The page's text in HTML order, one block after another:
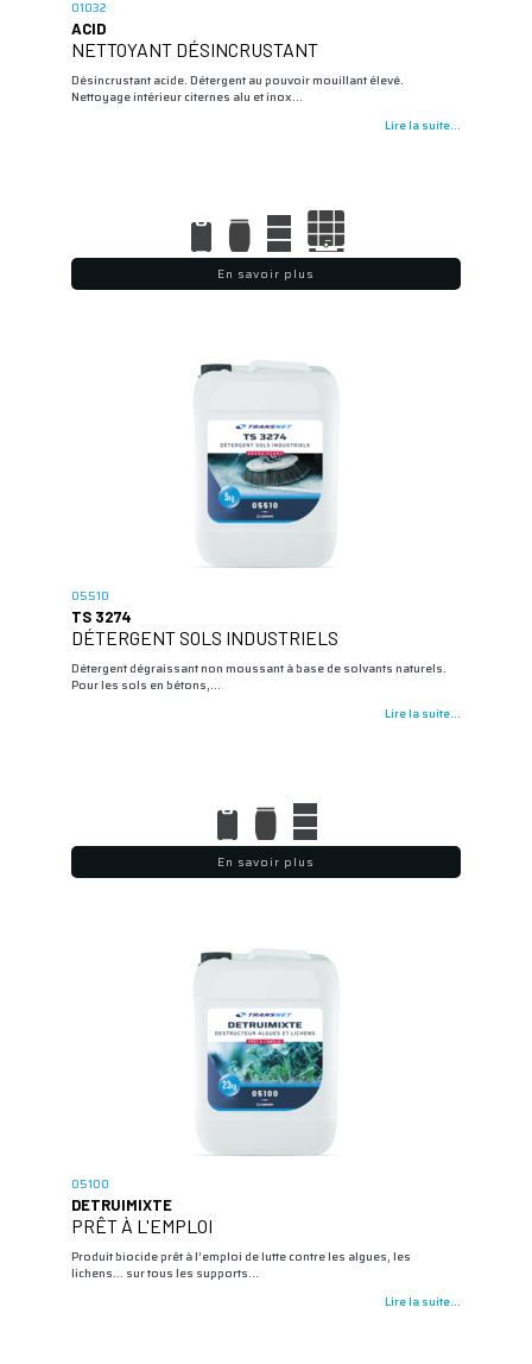
01032
ACID
NETTOYANT DÉSINCRUSTANT
Désincrustant acide. Détergent au pouvoir mouillant élevé.
Nettoyage intérieur citernes alu et inox…
Lire la suite...
En savoir plus
05510
TS 3274
DÉTERGENT SOLS INDUSTRIELS
Détergent dégraissant non moussant à base de solvants naturels.
Pour les sols en bétons,…
Lire la suite...
En savoir plus
05100
DETRUIMIXTE
PRÊT À L'EMPLOI
Produit biocide prêt à l’emploi de lutte contre les algues, les
lichens... sur tous les supports…
Lire la suite...